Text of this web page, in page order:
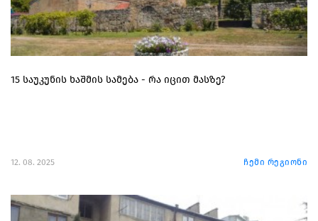
15 საუკუნის ხაშმის სამება - რა იცით მასზე?
12. 08. 2025 ჩემი რეგიონი